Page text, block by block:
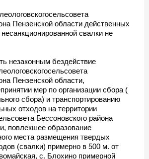
Пензенской области действенных
свалки не
незаконным бездействие
Пензенской области,
мер по организации сбора (
сбора) и транспортированию
отходов на территории
Бессоновского района
повлекшее образование
места размещения твердых
(свалки) примерно в 500 м. от
с. Блохино примерной